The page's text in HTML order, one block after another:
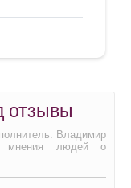
отзывы
Владимир
мнения людей о